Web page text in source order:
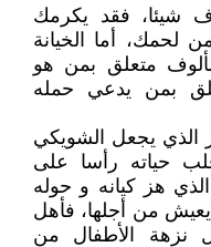
شيئا، فقد يكرمك
لحمك، أما الخيانة
متعلق بمن هو
بمن يدعي حمله
الذي يجعل الشويكي
حياته رأسا على
هز كيانه و حوله
من أجلها، فأهل
نزهة الأطفال من